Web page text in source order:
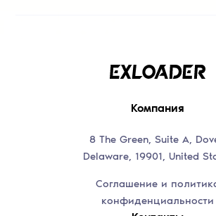
Компания
8 The Green, Suite A,
Delaware, 19901, United
Соглашение и
конфиденциальности